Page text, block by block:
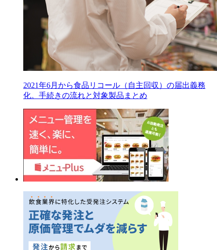
2021年6月から食品リコール（自主回収）の届出義務
化。手続きの流れと対象製品まとめ